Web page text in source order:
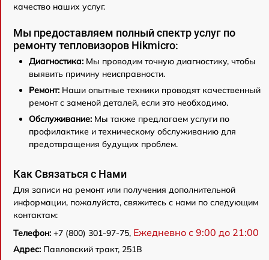
качество наших услуг.
Мы предоставляем полный спектр услуг по
ремонту тепловизоров Hikmicro:
Диагностика: Мы проводим точную диагностику, чтобы
выявить причину неисправности.
Ремонт: Наши опытные техники проводят качественный
ремонт с заменой деталей, если это необходимо.
Обслуживание: Мы также предлагаем услуги по
профилактике и техническому обслуживанию для
предотвращения будущих проблем.
Как Связаться с Нами
Для записи на ремонт или получения дополнительной
информации, пожалуйста, свяжитесь с нами по следующим
контактам:
Телефон: +7 (800) 301-97-75, Ежедневно с 9:00 до 21:00
Адрес: Павловский тракт, 251В